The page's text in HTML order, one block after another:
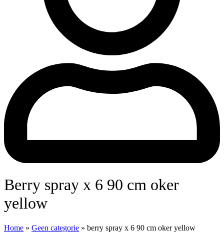
berry spray x 6 90 cm oker
yellow
Home » Geen categorie » berry spray x 6 90 cm oker yellow